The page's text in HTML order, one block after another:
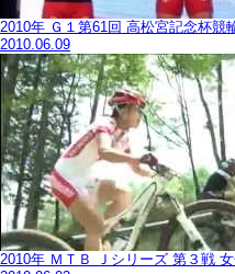
2010年 Ｇ１第61回 高松宮記念杯競
2010.06.09
2010年 ＭＴＢ Ｊシリーズ 第３戦